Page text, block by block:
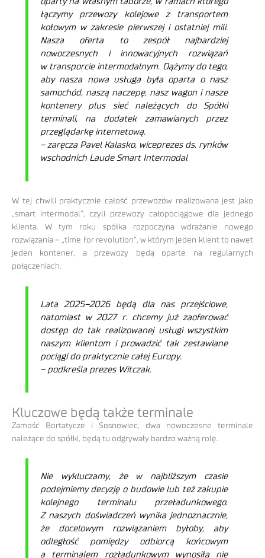
łączymy przewozy kolejowe z transportem
kołowym w zakresie pierwszej i ostatniej mili.
Nasza oferta to zespół najbardziej
nowoczesnych i innowacyjnych rozwiązań
w transporcie intermodalnym. Dążymy do tego,
aby nasza nowa usługa była oparta o nasz
samochód, naszą naczepę, nasz wagon i nasze
kontenery plus sieć należących do Spółki
terminali, na dodatek zamawianych przez
przeglądarkę internetową.
– zaręcza Pavel Kalasko, wiceprezes ds. rynków
wschodnich Laude Smart Intermodal
W tej chwili praktycznie całość przewozów realizowana jest jako
„smart intermodal”, czyli przewozy całopociągowe dla jednego
klienta. W tym roku spółka rozpoczyna wdrażanie nowego
rozwiązania – „time for revolution”, w którym jeden klient to nawet
jeden kontener, a przewozy będą oparte na regularnych
połączeniach.
Lata 2025–2026 będą dla nas przejściowe,
natomiast w 2027 r. chcemy już zaoferować
dostęp do tak realizowanej usługi wszystkim
naszym klientom i prowadzić tak zestawiane
pociągi do praktycznie całej Europy.
– podkreśla prezes Witczak.
Kluczowe będą także terminale
Zamość Bortatycze i Sosnowiec, dwa nowoczesne terminale
należące do spółki, będą tu odgrywały bardzo ważną rolę.
Nie wykluczamy, że w najbliższym czasie
podejmiemy decyzję o budowie lub też zakupie
kolejnego terminalu przeładunkowego.
Z naszych doświadczeń wynika jednoznacznie,
że docelowym rozwiązaniem byłoby, aby
odległość pomiędzy odbiorcą końcowym
a terminalem rozładunkowym wynosiła nie